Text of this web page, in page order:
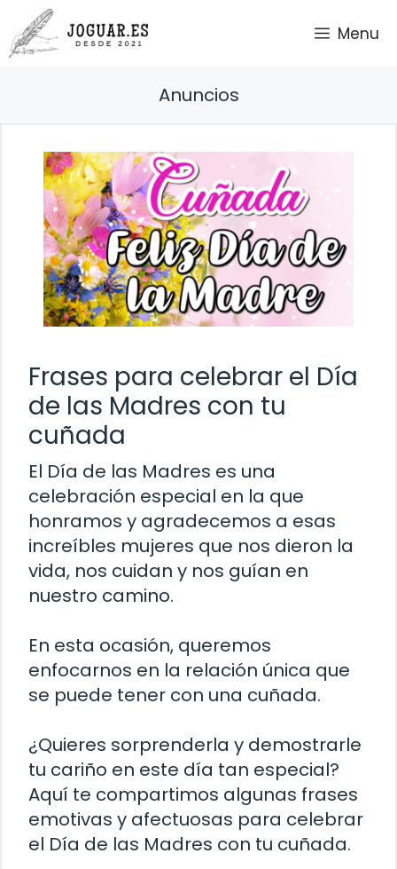
Saltar
al
contenido
Menu
Anuncios
Frases para celebrar el Día
de las Madres con tu
cuñada
El Día de las Madres es una
celebración especial en la que
honramos y agradecemos a esas
increíbles mujeres que nos dieron la
vida, nos cuidan y nos guían en
nuestro camino.
En esta ocasión, queremos
enfocarnos en la relación única que
se puede tener con una cuñada.
¿Quieres sorprenderla y demostrarle
tu cariño en este día tan especial?
Aquí te compartimos algunas frases
emotivas y afectuosas para celebrar
el Día de las Madres con tu cuñada.